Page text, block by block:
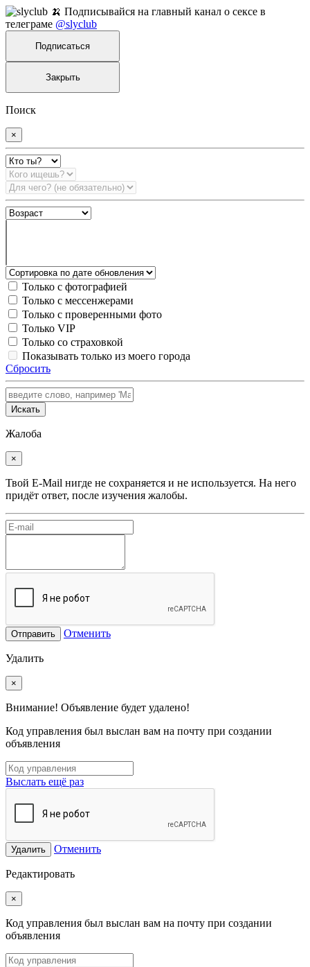
🍌 Подписывайся на главный канал о сексе в
телеграме @slyclub
Подписаться
Закрыть
Поиск
×
Только с фотографией
Только с мессенжерами
Только с проверенными фото
Только VIP
Только со страховкой
Показывать только из моего города
Сбросить
Искать
Жалоба
×
Твой E-Mail нигде не сохраняется и не используется. На него
придёт ответ, после изучения жалобы.
Отправить Отменить
Удалить
×
Внимание! Объявление будет удалено!
Код управления был выслан вам на почту при создании
объявления
Выслать ещё раз
Удалить Отменить
Редактировать
×
Код управления был выслан вам на почту при создании
объявления